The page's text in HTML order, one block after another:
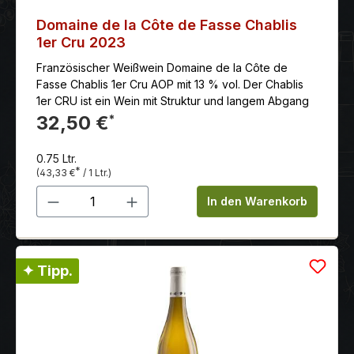
zu bringen.
Domaine de la Côte de Fasse Chablis
1er Cru 2023
Französischer Weißwein Domaine de la Côte de
Fasse Chablis 1er Cru AOP mit 13 % vol. Der Chablis
1er CRU ist ein Wein mit Struktur und langem Abgang
32,50 €*
0.75 Ltr.
(43,33 €* / 1 Ltr.)
Produkt Anzahl: Gib denIn den Warenkorb
✦ Tipp.